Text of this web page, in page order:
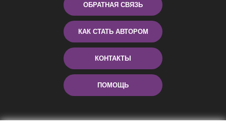
ОБРАТНАЯ СВЯЗЬ
КАК СТАТЬ АВТОРОМ
КОНТАКТЫ
ПОМОЩЬ